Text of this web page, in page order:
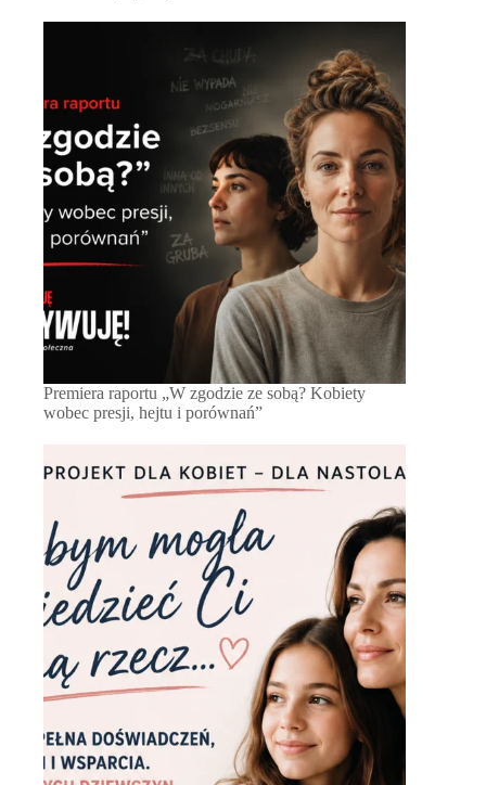
Premiera raportu „W zgodzie ze sobą? Kobiety
wobec presji, hejtu i porównań”